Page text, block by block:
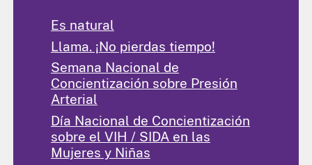
Es natural
Llama. ¡No pierdas tiempo!
Semana Nacional de
Concientización sobre Presión
Arterial
Día Nacional de Concientización
sobre el VIH / SIDA en las
Mujeres y Niñas